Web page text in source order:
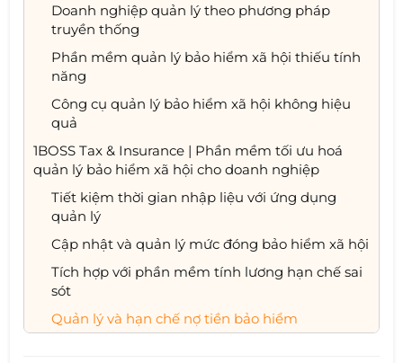
Doanh nghiệp quản lý theo phương pháp
truyền thống
Phần mềm quản lý bảo hiểm xã hội thiếu tính
năng
Công cụ quản lý bảo hiểm xã hội không hiệu
quả
1BOSS Tax & Insurance | Phần mềm tối ưu hoá
quản lý bảo hiểm xã hội cho doanh nghiệp
Tiết kiệm thời gian nhập liệu với ứng dụng
quản lý
Cập nhật và quản lý mức đóng bảo hiểm xã hội
Tích hợp với phần mềm tính lương hạn chế sai
sót
Quản lý và hạn chế nợ tiền bảo hiểm